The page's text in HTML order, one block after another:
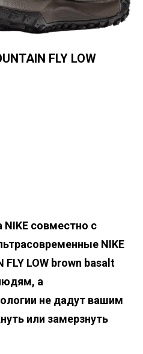
FLY LOW
совместно с
NIKE
FLY LOW brown basalt
а
не дадут вашим
или замерзнуть